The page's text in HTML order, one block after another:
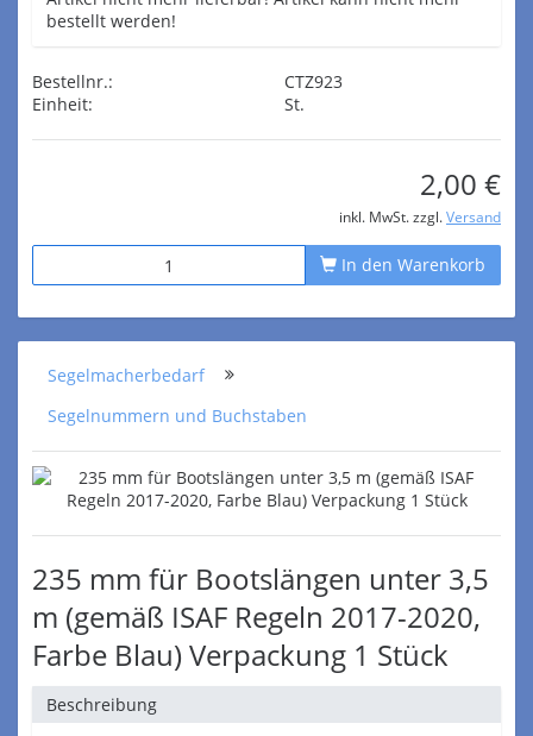
bestellt werden!
Bestellnr.:
CTZ923
Einheit:
St.
2,00 €
inkl. MwSt. zzgl. Versand
In den Warenkorb
Segelmacherbedarf
Segelnummern und Buchstaben
235 mm für Bootslängen unter 3,5
m (gemäß ISAF Regeln 2017-2020,
Farbe Blau) Verpackung 1 Stück
Beschreibung